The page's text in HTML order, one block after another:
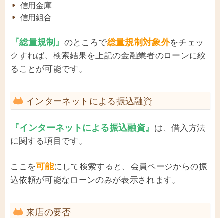
信用金庫
信用組合
『総量規制』のところで総量規制対象外をチェッ
クすれば、検索結果を上記の金融業者のローンに絞
ることが可能です。
インターネットによる振込融資
『インターネットによる振込融資』 は、借入方法
に関する項目です。
ここを可能にして検索すると、会員ページからの振
込依頼が可能なローンのみが表示されます。
来店の要否